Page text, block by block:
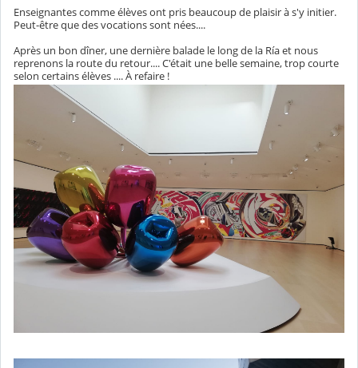
Enseignantes comme élèves ont pris beaucoup de plaisir à s'y initier.
Peut-être que des vocations sont nées....
Après un bon dîner, une dernière balade le long de la Ría et nous
reprenons la route du retour.... C'était une belle semaine, trop courte
selon certains élèves .... À refaire !